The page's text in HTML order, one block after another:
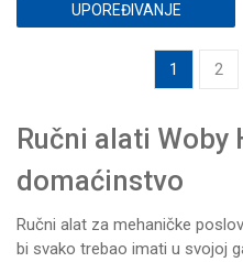
UPOREĐIVANJE
1 2
Ručni alati Woby
domaćinstvo
Ručni alat za mehaničke
bi svako trebao imati u svojoj